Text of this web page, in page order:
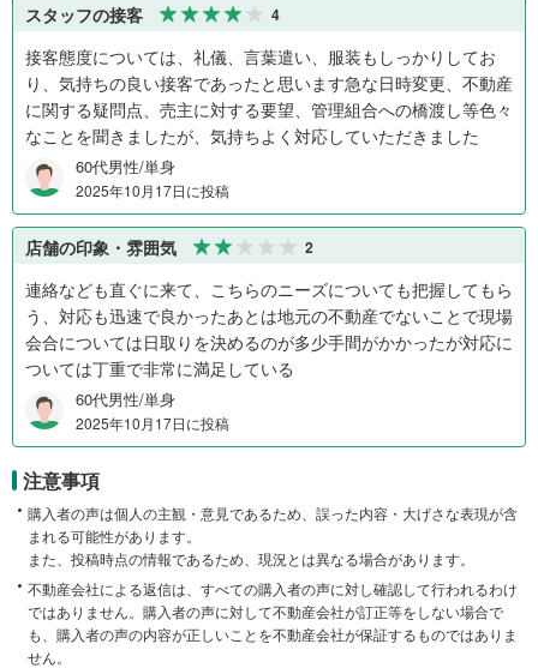
スタッフの接客 4
接客態度については、礼儀、言葉遣い、服装もしっかりしてお
り、気持ちの良い接客であったと思います急な日時変更、不動産
に関する疑問点、売主に対する要望、管理組合への橋渡し等色々
なことを聞きましたが、気持ちよく対応していただきました
60代男性/単身
2025年10月17日に投稿
店舗の印象・雰囲気 2
連絡なども直ぐに来て、こちらのニーズについても把握してもら
う、対応も迅速で良かったあとは地元の不動産でないことで現場
会合については日取りを決めるのが多少手間がかかったが対応に
ついては丁重で非常に満足している
60代男性/単身
2025年10月17日に投稿
注意事項
購入者の声は個人の主観・意見であるため、誤った内容・大げさな表現が含
まれる可能性があります。
また、投稿時点の情報であるため、現況とは異なる場合があります。
不動産会社による返信は、すべての購入者の声に対し確認して行われるわけ
ではありません。購入者の声に対して不動産会社が訂正等をしない場合で
も、購入者の声の内容が正しいことを不動産会社が保証するものではありま
せん。